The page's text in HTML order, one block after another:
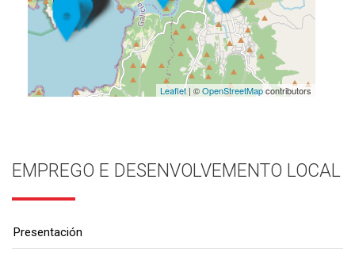
Leaflet| ©OpenStreetMapcontributors
EMPREGO E DESENVOLVEMENTO LOCAL
Presentación